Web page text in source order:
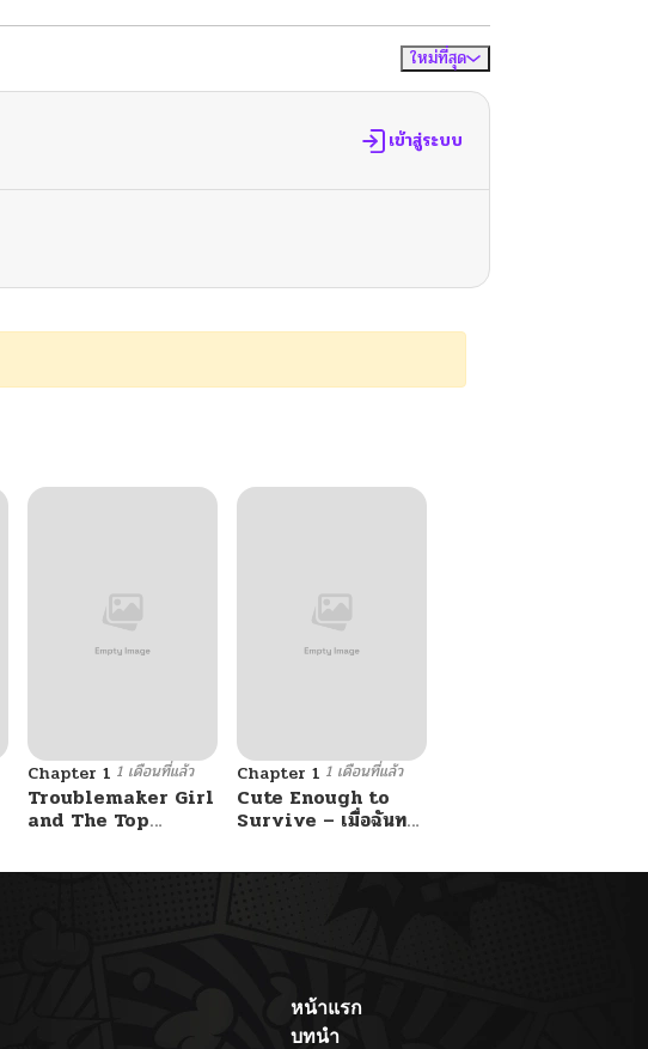
ใหม่ที่สุด
เข้าสู่ระบบ
Chapter 1 1 เดือนที่แล้ว
Troublemaker Girl
and The Top
ของสาวแสบกับหนุ่ม
Chapter 1 1 เดือนที่แล้ว
Cute Enough to
Survive – เมื่อฉันทะ
ไร้ค่า ขอเอาตัวรอดด้วย
หน้าแรก
บทนำ